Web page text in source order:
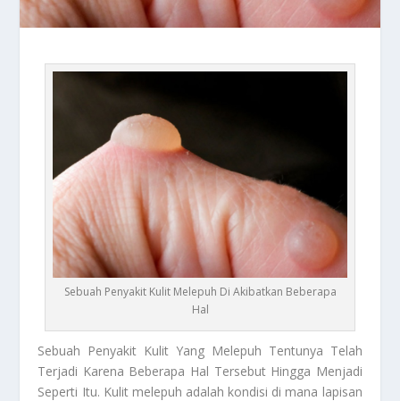
Sebuah Penyakit Kulit Melepuh Di Akibatkan Beberapa
Hal
Sebuah Penyakit Kulit Yang Melepuh Tentunya Telah
Terjadi Karena Beberapa Hal Tersebut Hingga Menjadi
Seperti Itu. Kulit melepuh adalah kondisi di mana lapisan